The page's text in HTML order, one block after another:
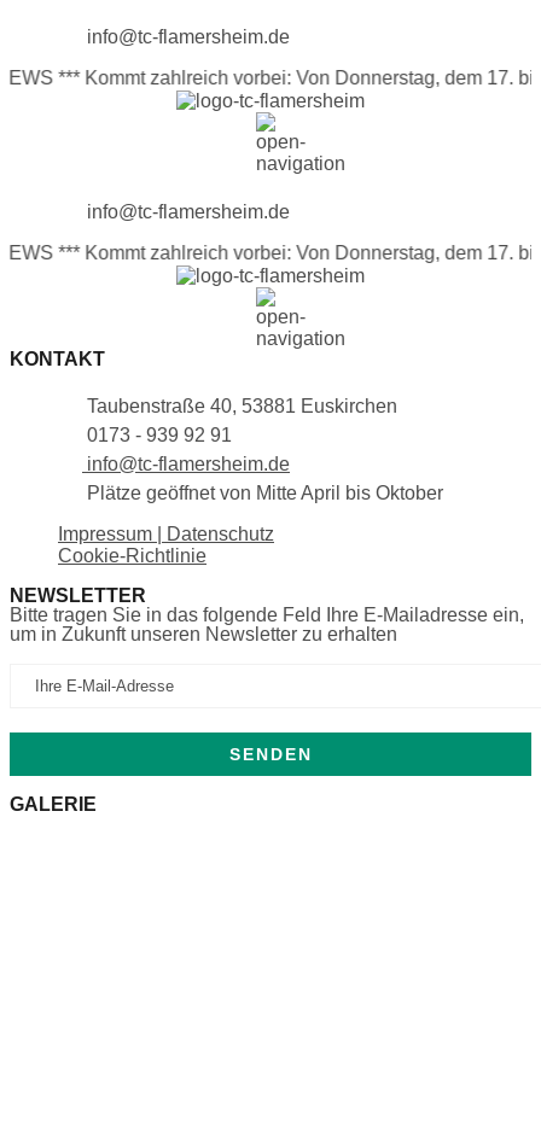
info@tc-flamersheim.de
*** Kommt zahlreich vorbei: Von Donnerstag, dem 17.
info@tc-flamersheim.de
*** Kommt zahlreich vorbei: Von Donnerstag, dem 17.
KONTAKT
Taubenstraße 40, 53881 Euskirchen
0173 - 939 92 91
info@tc-flamersheim.de
Plätze geöffnet von Mitte April bis Oktober
Impressum | Datenschutz
Cookie-Richtlinie
NEWSLETTER
Bitte tragen Sie in das folgende Feld Ihre E-Mailadresse ein,
um in Zukunft unseren Newsletter zu erhalten
GALERIE